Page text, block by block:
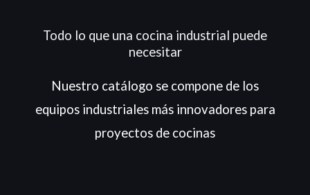
Todo lo que una cocina industrial puede
necesitar
Nuestro catálogo se compone de los
equipos industriales más innovadores para
proyectos de cocinas